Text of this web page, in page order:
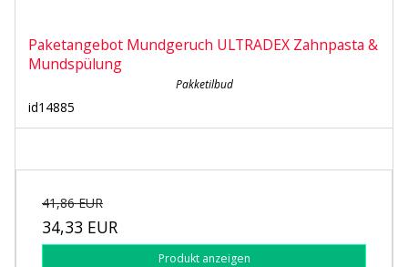
Paketangebot Mundgeruch ULTRADEX Zahnpasta &
Mundspülung
Pakketilbud
id14885
41,86 EUR
34,33 EUR
Produkt anzeigen